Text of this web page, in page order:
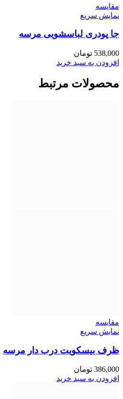
مقايسه
نمایش سریع
جا پودری لباسشویی مرسه
538,000 تومان
افزودن به سبد خرید
محصولات مرتبط
مقايسه
نمایش سریع
ظرف بیسکویت درب دار مرسه
386,000 تومان
افزودن به سبد خرید